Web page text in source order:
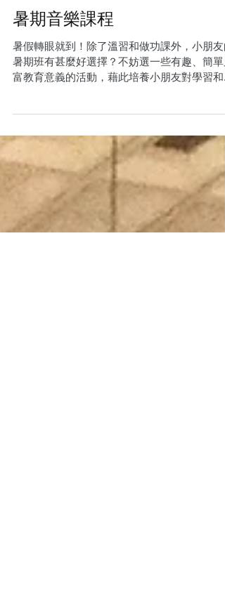
暑期音樂課程
富教育意義的活動，藉此培養小朋友對學習和
同範疇的興趣。 今年夏天，Duett Music 提倡
多元學習和快樂教育，我們將會為2至15歲小朋
友及青少年提供具啟發性的音樂暑期課程。...